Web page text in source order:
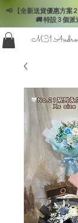
📢 【全新送貨優惠方案
🚚 特設 3 個派
M31